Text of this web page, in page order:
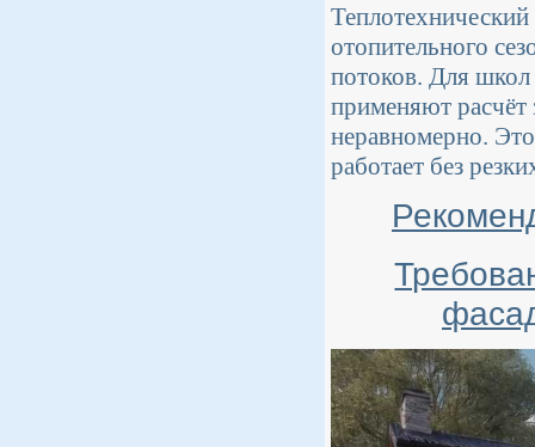
отопительного
потоков. Для
применяют расчёт
неравномерно.
работает без